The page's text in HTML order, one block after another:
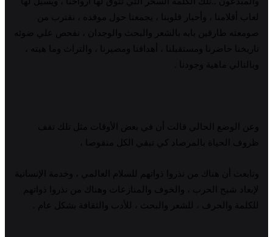
لعاب أقلامنا ، وأحبار قلوبنا ، يجمعنا حول موقده ، نقترب من
صومعته طارقين بابه بالشعر والبحث والوجدان ، نفحص علي ضوئه
تاريخنا حاضرنا ومستقبلنا ، أهدافنا ومصيرنا ، والتراث وما هيته ،
وبالتالي ماهية وجودنا .
وعن الوضع الحالي قالت أن في بعض الأوقات مثل تلك تقف
ظروف الحياة بالمرصاد كي تبقي الكل منقوصا ،
وتابعت أن هناك من نذروا ذواتهم للسلام العالمي ، وخدمة الإنسانية
لإبعاد شبح الحرب ، والخوف والمنازعات وهناك من نذروا ذواتهم
للكلمة والحرف ، للشعر والبحث ، للأدب والثقافة بشكل عام .